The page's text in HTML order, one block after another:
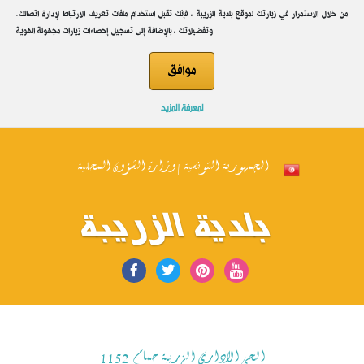
.من خلال الاستمرار في زيارتك لموقع بلدية الزريبة ، فإنك تقبل استخدام ملفات تعريف الارتباط لإدارة اتصالك
وتفضيلاتك ، بالإضافة إلى تسجيل إحصاءات زيارات مجهولة الهوية
موافق
لمعرفة المزيد
الجمهورية التونسية | وزارة الشؤون المحلية
بلدية الزريبة
الحي الاداري الزريبة حمام 1152
محضر جلسة عمل إدرية 5 لسنة 2024